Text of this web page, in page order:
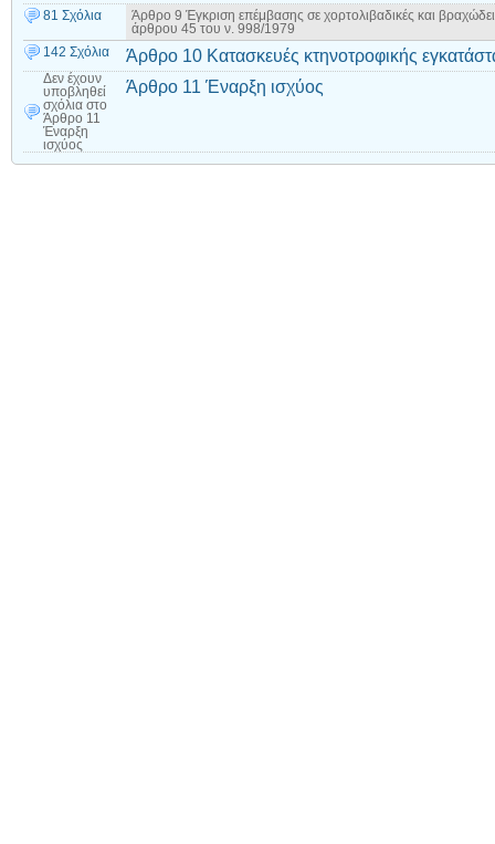
81 Σχόλια
Άρθρο 9 Έγκριση επέμβασης σε χορτολιβαδικές και
άρθρου 45 του ν. 998/1979
142 Σχόλια
Άρθρο 10 Κατασκευές κτηνοτροφικής
Δεν έχουν
υποβληθεί
σχόλια στο
Άρθρο 11
Έναρξη
ισχύος
Άρθρο 11 Έναρξη ισχύος